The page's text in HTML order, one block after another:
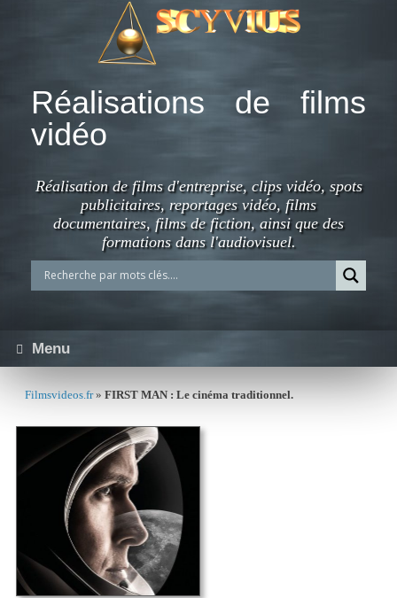
Réalisations de films
vidéo
Réalisation de films d'entreprise, clips vidéo, spots
publicitaires, reportages vidéo, films
documentaires, films de fiction, ainsi que des
formations dans l'audiovisuel.
Menu
Filmsvideos.fr» FIRST MAN : Le cinéma traditionnel.